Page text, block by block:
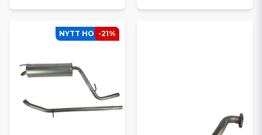
NYTT HOS SCP
-21%